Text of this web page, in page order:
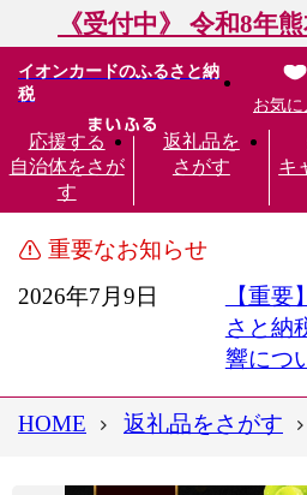
《受付中》 令和8年
イオンカードのふるさと納
税
応援する
自治体をさが
す
返礼品を
さがす
キ
お気に
重要なお知らせ
2026年7月9日
【重
さと納
響につ
HOME 返礼品をさがす